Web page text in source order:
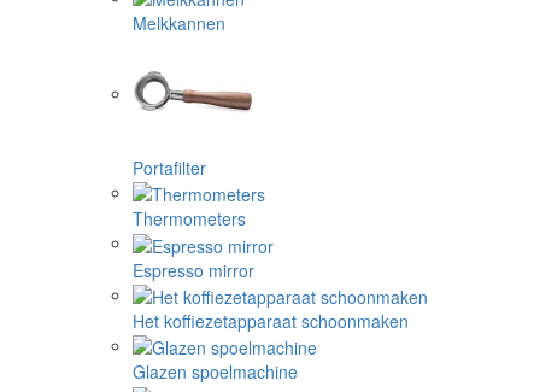
Melkkannen
Portafilter
Thermometers
Espresso mirror
Het koffiezetapparaat schoonmaken
Glazen spoelmachine